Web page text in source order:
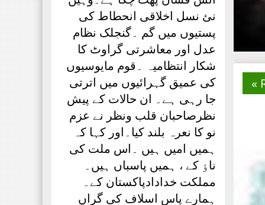
نئ نسل اخلاقی انحطاط کی
پستیوں میں گم ۔گنجلک نظام
عدل اور معاشرتی گراوٹ کا
شکار انتظامیہ ۔قوم مایوسیوں
کی عمیق گہرائیوں میں اترتی
جا رہی ہے۔ ان حالات کے پیش
نظرصاحبان قلب ونظر نے عزم
نو کا نعرہ بلند کیا۔اور کہا کہ
ہمیں امیں ہیں ۔اس ملت کی
ناٶ کے ، ہمیں پاسباں ہیں۔
مملکت خدادادپاکستان کے۔
ہمارے پاس اسلاف کی گراں